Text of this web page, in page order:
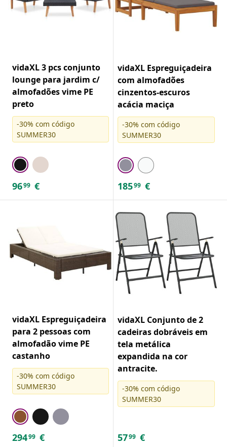
vidaXL 3 pcs conjunto
lounge para jardim c/
almofadões vime PE
preto
-30% com código
SUMMER30
9699 €
vidaXL Espreguiçadeira
com almofadões
cinzentos-escuros
acácia maciça
-30% com código
SUMMER30
18599 €
vidaXL Espreguiçadeira
para 2 pessoas com
almofadão vime PE
castanho
-30% com código
SUMMER30
29499 €
vidaXL Conjunto de 2
cadeiras dobráveis em
tela metálica
expandida na cor
antracite.
-30% com código
SUMMER30
5799 €